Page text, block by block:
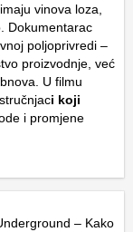
vinova loza,
Dokumentarac
poljoprivredi –
proizvodnje, već
U filmu
i koji
i promjene
– Kako